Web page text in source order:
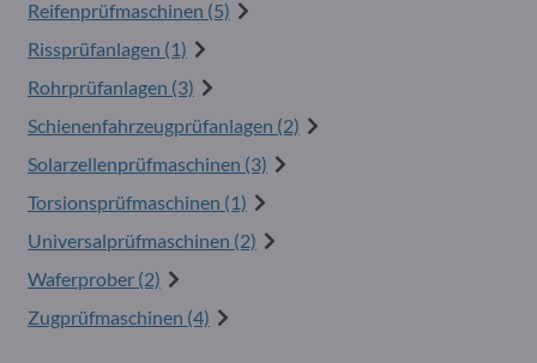
Reifenprüfmaschinen (5)
Rissprüfanlagen (1)
Rohrprüfanlagen (3)
Schienenfahrzeugprüfanlagen (2)
Solarzellenprüfmaschinen (3)
Torsionsprüfmaschinen (1)
Universalprüfmaschinen (2)
Waferprober (2)
Zugprüfmaschinen (4)